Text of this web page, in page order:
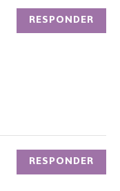
RESPONDER
RESPONDER